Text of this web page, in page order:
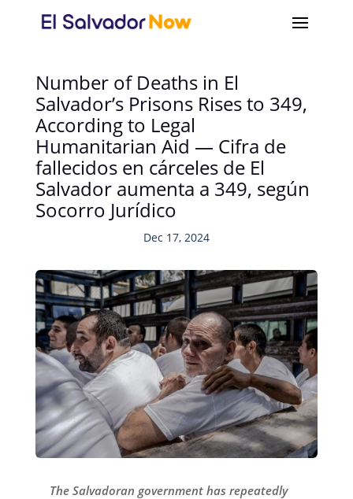
Number of Deaths in El
Salvador’s Prisons Rises to 349,
According to Legal
Humanitarian Aid — Cifra de
fallecidos en cárceles de El
Salvador aumenta a 349, según
Socorro Jurídico
Dec 17, 2024
The Salvadoran government has repeatedly